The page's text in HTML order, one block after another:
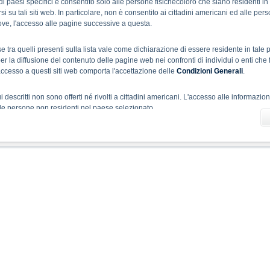
Bonus Certificate linked to STOXX Europe 600 Oil & Gas Index (Preisindex)
No
DB2SEA 134,7000 0,0000 244,7900
No
DB2UJP 125,2300 0,0000 4.222,6660
Altre opzioni
Disclaimer sul Regolamento UE sugli indici di
paesi specifici è consentito solo alle persone fisichecoloro che siano residenti
su tali siti web. In particolare, non è consentito ai cittadini americani ed alle
l'accesso alle pagine successive a questa.
tra quelli presenti sulla lista vale come dichiarazione di essere residente in tale
la diffusione del contenuto delle pagine web nei confronti di individui o enti che
a questi siti web comporta l'accettazione delle Condizioni Generali.
descritti non sono offerti né rivolti a cittadini americani. L'accesso alle
persone non residenti nel paese selezionato.
X-markets hanno scopo meramente promozionale ed informativo e non sono
interessati, inclusi i rischi. Il prospetto di base e le condizioni definitive sono gli
nei titoli e negli strumenti finanziari in questione. L'approvazione del prospetto
interpretata come un’approvazione degli strumenti finanziari. Gli stessi
prodotti menzionati sul sito www.xmarkets.it, può comportare il rischio di
il rischio emittente e, ove applicabile, il rischio di assoggettamento del